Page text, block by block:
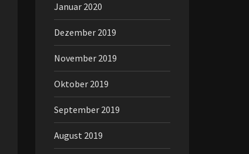
Januar 2020
Dezember 2019
November 2019
Oktober 2019
September 2019
August 2019